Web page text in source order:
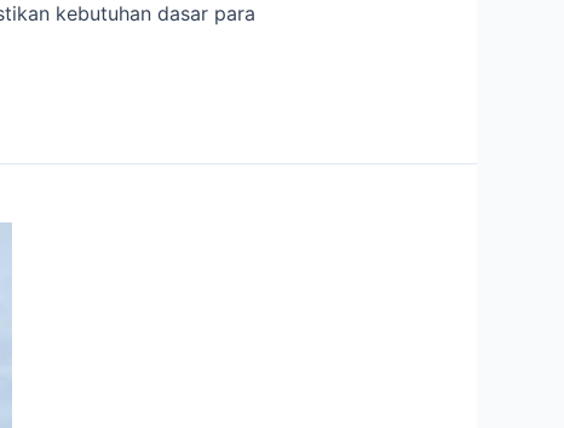
kebutuhan dasar para